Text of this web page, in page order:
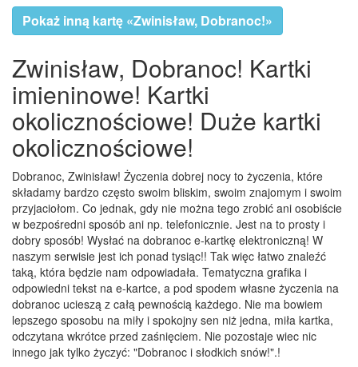
Pokaż inną kartę «Zwinisław, Dobranoc!»
Zwinisław, Dobranoc! Kartki
imieninowe! Kartki
okolicznościowe! Duże kartki
okolicznościowe!
Dobranoc, Zwinisław! Życzenia dobrej nocy to życzenia, które
składamy bardzo często swoim bliskim, swoim znajomym i swoim
przyjaciołom. Co jednak, gdy nie można tego zrobić ani osobiście
w bezpośredni sposób ani np. telefonicznie. Jest na to prosty i
dobry sposób! Wysłać na dobranoc e-kartkę elektroniczną! W
naszym serwisie jest ich ponad tysiąc!! Tak więc łatwo znaleźć
taką, która będzie nam odpowiadała. Tematyczna grafika i
odpowiedni tekst na e-kartce, a pod spodem własne życzenia na
dobranoc ucieszą z całą pewnością każdego. Nie ma bowiem
lepszego sposobu na miły i spokojny sen niż jedna, miła kartka,
odczytana wkrótce przed zaśnięciem. Nie pozostaje wiec nic
innego jak tylko życzyć: "Dobranoc i słodkich snów!".!